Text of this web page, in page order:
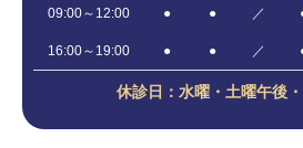
09:00～12:00 ● ● ／
16:00～19:00 ● ● ／
休診日：水曜・土曜午後